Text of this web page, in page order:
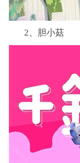
2、胆小菇